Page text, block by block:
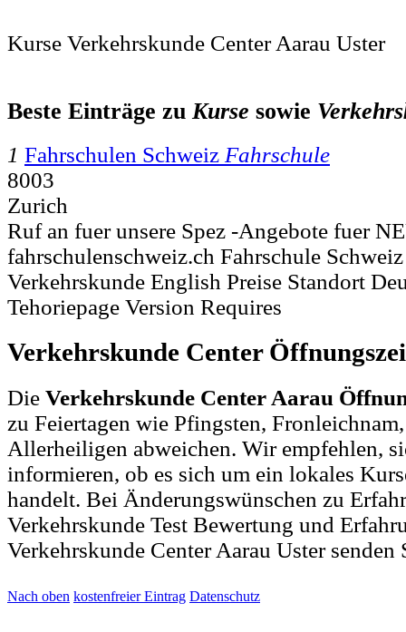
Kurse Verkehrskunde Center Aarau Uster
Beste Einträge zuKurse sowie
1 Fahrschulen Schweiz Fahrschule
8003
Zurich
Ruf an fuer unsere Spez -Angebote fuer
fahrschulenschweiz.ch Fahrschule
Verkehrskunde English Preise Standort
Tehoriepage Version Requires
Verkehrskunde Center
Die Verkehrskunde Center Aarau
zu Feiertagen wie Pfingsten,
Allerheiligen abweichen. Wir empfehlen,
informieren, ob es sich um ein lokales
handelt. Bei Änderungswünschen zu
Verkehrskunde Test Bewertung und
Verkehrskunde Center Aarau Uster senden
Nach oben kostenfreier Eintrag Datenschutz